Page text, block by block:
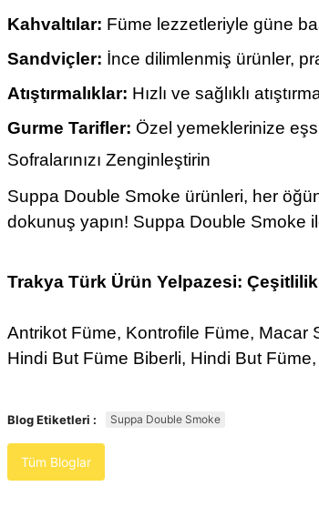
Kahvaltılar: Füme lezzetleriyle güne
Sandviçler: İnce dilimlenmiş ürünler,
Atıştırmalıklar: Hızlı ve sağlıklı
Gurme Tarifler: Özel yemeklerinize
Sofralarınızı Zenginleştirin
Suppa Double Smoke ürünleri, her
dokunuş yapın! Suppa Double Smoke
Trakya Türk Ürün Yelpazesi:
Antrikot Füme, Kontrofile Füme,
Hindi But Füme Biberli, Hindi But
Blog Etiketleri : Suppa Double Smoke
Tüm Bloglar